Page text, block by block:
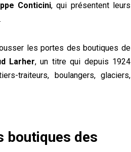
Conticini, qui présentent leurs
les portes des boutiques de
Larher, un titre qui depuis 1924
traiteurs, boulangers, glaciers,
boutiques des